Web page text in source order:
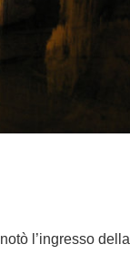
l’ingresso della